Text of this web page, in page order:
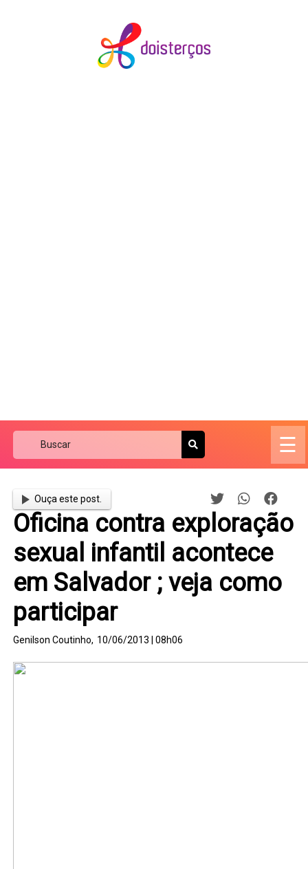
☰
Ouça este post.
Oficina contra exploração
sexual infantil acontece
em Salvador ; veja como
participar
Genilson Coutinho, 10/06/2013 | 08h06